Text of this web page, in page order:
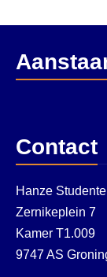
Contact
Hanze
Zernikeplein 7
Kamer T1.009
9747 AS